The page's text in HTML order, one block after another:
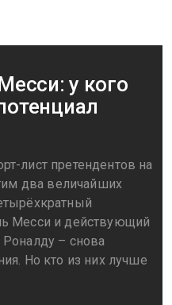
у кого
лист претендентов на
два величайших
Месси и действующий
– снова
Но кто из них лучше